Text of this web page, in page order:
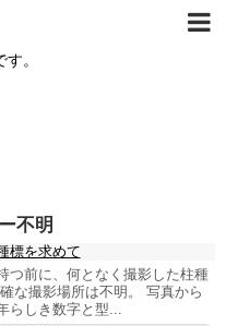
。
不明
標を求めて
つ前に、何となく撮影した柱種
な撮影場所は不明。 写真から
らしき数字と型...